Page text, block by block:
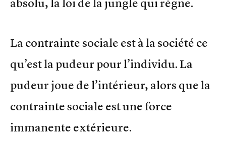
absolu, la loi de la jungle qui règne.
La contrainte sociale est à la société ce
qu’est la pudeur pour l’individu. La
pudeur joue de l’intérieur, alors que la
contrainte sociale est une force
immanente extérieure.